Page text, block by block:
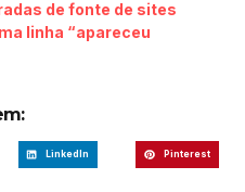
de fonte de sites
linha “apareceu
LinkedIn Pinterest